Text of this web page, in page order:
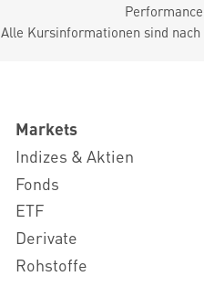
Alle Kursinformationen sind
Markets
Indizes & Aktien
Fonds
ETF
Derivate
Rohstoffe